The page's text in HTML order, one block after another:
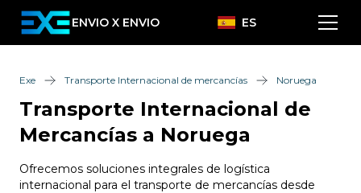
ENVIO X ENVIO ES
Exe Transporte Internacional de mercancías Noruega
Transporte Internacional de
Mercancías a Noruega
Ofrecemos soluciones integrales de logística
internacional para el transporte de mercancías desde